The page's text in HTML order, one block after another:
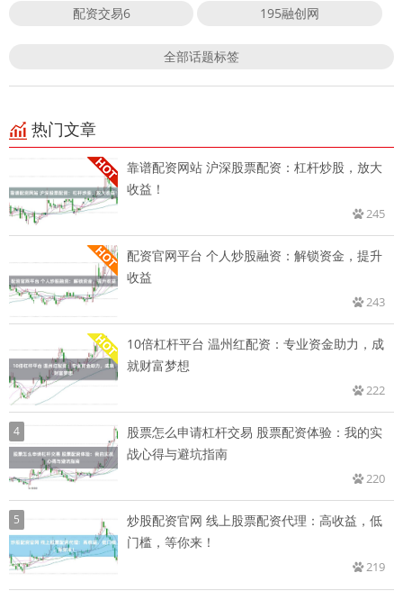
配资交易6 195融创网
全部话题标签
热门文章
靠谱配资网站 沪深股票配资：杠杆炒股，放大
收益！
245
配资官网平台 个人炒股融资：解锁资金，提升
收益
243
10倍杠杆平台 温州红配资：专业资金助力，成
就财富梦想
222
4
股票怎么申请杠杆交易 股票配资体验：我的实
战心得与避坑指南
220
5
炒股配资官网 线上股票配资代理：高收益，低
门槛，等你来！
219